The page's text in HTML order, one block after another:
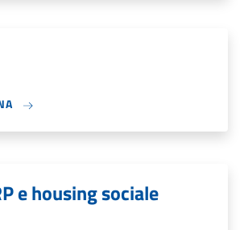
e housing sociale